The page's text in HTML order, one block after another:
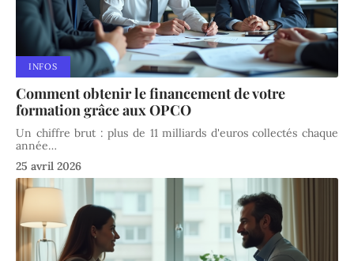
INFOS
Comment obtenir le financement de votre
formation grâce aux OPCO
Un chiffre brut : plus de 11 milliards d'euros collectés chaque
année…
25 avril 2026